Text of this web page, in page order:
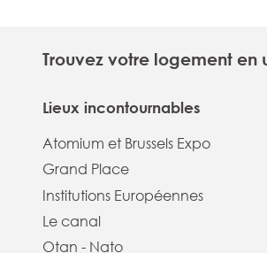
Trouvez votre logement en
Lieux incontournables
Atomium et Brussels Expo
Grand Place
Institutions Européennes
Le canal
Otan - Nato